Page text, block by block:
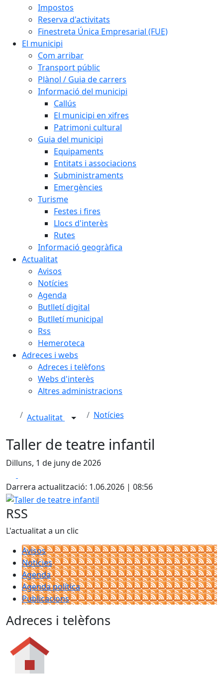
Impostos
Reserva d'activitats
Finestreta Única Empresarial (FUE)
El municipi
Com arribar
Transport públic
Plànol / Guia de carrers
Informació del municipi
Callús
El municipi en xifres
Patrimoni cultural
Guia del municipi
Equipaments
Entitats i associacions
Subministraments
Emergències
Turisme
Festes i fires
Llocs d'interès
Rutes
Informació geogràfica
Actualitat
Avisos
Notícies
Agenda
Butlletí digital
Butlletí municipal
Rss
Hemeroteca
Adreces i webs
Adreces i telèfons
Webs d'interès
Altres administracions
Actualitat Notícies
Taller de teatre infantil
Dilluns, 1 de juny de 2026
Darrera actualització: 1.06.2026 | 08:56
Taller de teatre infantil
RSS
L'actualitat a un clic
Avisos
Notícies
Agenda
Agenda política
Publicacions
Adreces i telèfons